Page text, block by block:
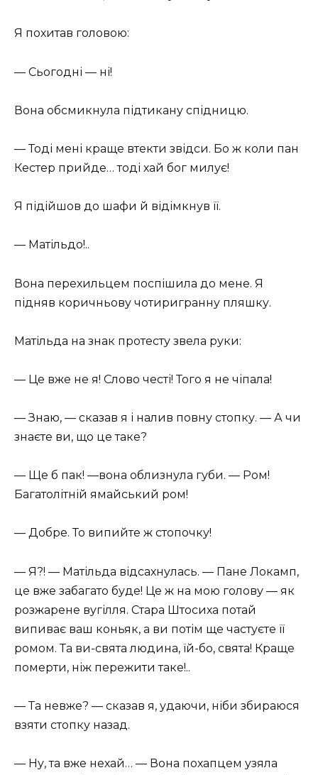
Я похитав головою:
— Сьогодні — ні!
Вона обсмикнула підтикану спідницю.
— Тоді мені краще втекти звідси. Бо ж коли пан
Кестер прийде… тоді хай бог милує!
Я підійшов до шафи й відімкнув її.
— Матільдо!..
Вона перехильцем поспішила до мене. Я
підняв коричньову чотиригранну пляшку.
Матільда на знак протесту звела руки:
— Це вже не я! Слово честі! Того я не чіпала!
— Знаю, — сказав я і налив повну стопку. — А чи
знаєте ви, що це таке?
— Ще б пак! —вона облизнула губи. — Ром!
Багатолітній ямайський ром!
— Добре. То випийте ж стопочку!
— Я?! — Матільда відсахнулась. — Пане Локамп,
це вже забагато буде! Це ж на мою голову — як
розжарене вугілля. Стара Штосиха потай
випиває ваш коньяк, а ви потім ще частуєте її
ромом. Та ви-свята людина, їй-бо, свята! Краще
померти, ніж пережити таке!..
— Та невже? — сказав я, удаючи, ніби збираюся
взяти стопку назад.
— Ну, та вже нехай… — Вона похапцем узяла